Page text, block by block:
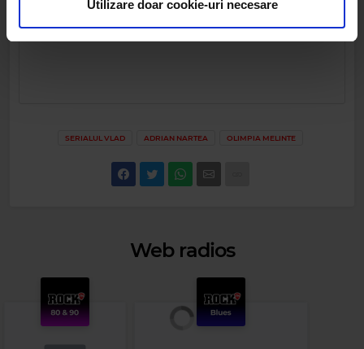
pot combina cu alte informații oferite de dvs. sau culese
Utilizare doar cookie-uri necesare
SERIALUL VLAD ADRIAN NARTEA OLIMPIA MELINTE
Web radios